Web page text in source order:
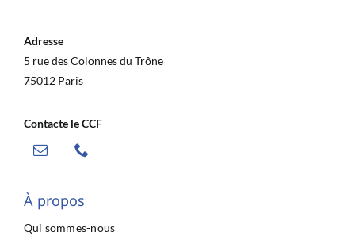
Adresse
5 rue des Colonnes du Trône
75012 Paris
Contacte le CCF
À propos
Qui sommes-nous